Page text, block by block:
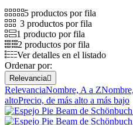
5 productos por fila
3 productos por fila
1 producto por fila
2 productos por fila
Ver detalles en el listado
Ordenar por:
Relevancia
RelevanciaNombre, A a Z
altoPrecio, de más alto a más bajo